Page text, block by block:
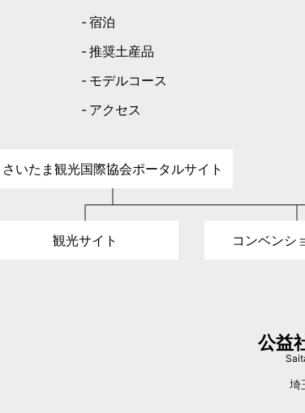
宿泊
推奨土産品
モデルコース
アクセス
さいたま観光国際協会ポータルサイト
観光サイト コンベンシ
公益
埼